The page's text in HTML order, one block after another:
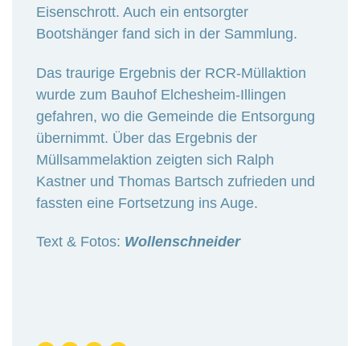
Eisenschrott. Auch ein entsorgter
Bootshänger fand sich in der Sammlung.
Das traurige Ergebnis der RCR-Müllaktion
wurde zum Bauhof Elchesheim-Illingen
gefahren, wo die Gemeinde die Entsorgung
übernimmt. Über das Ergebnis der
Müllsammelaktion zeigten sich Ralph
Kastner und Thomas Bartsch zufrieden und
fassten eine Fortsetzung ins Auge.
Text & Fotos: Wollenschneider